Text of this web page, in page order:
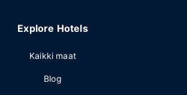
Explore Hotels
Kaikki maat
Blog